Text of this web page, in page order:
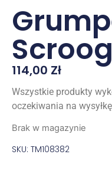
114,00 Zł
Wszystkie produkty
oczekiwania na
Brak w magazynie
SKU: TM108382